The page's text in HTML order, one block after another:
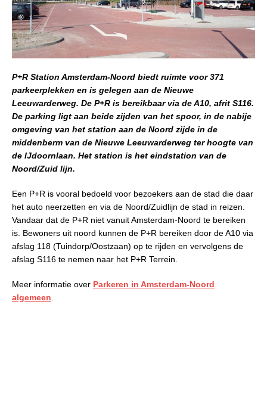
P+R Station Amsterdam-Noord biedt ruimte voor 371
parkeerplekken en is gelegen aan de Nieuwe
Leeuwarderweg. De P+R is bereikbaar via de A10, afrit S116.
De parking ligt aan beide zijden van het spoor, in de nabije
omgeving van het station aan de Noord zijde in de
middenberm van de Nieuwe Leeuwarderweg ter hoogte van
de IJdoornlaan. Het station is het eindstation van de
Noord/Zuid lijn.
Een P+R is vooral bedoeld voor bezoekers aan de stad die daar
het auto neerzetten en via de Noord/Zuidlijn de stad in reizen.
Vandaar dat de P+R niet vanuit Amsterdam-Noord te bereiken
is. Bewoners uit noord kunnen de P+R bereiken door de A10 via
afslag 118 (Tuindorp/Oostzaan) op te rijden en vervolgens de
afslag S116 te nemen naar het P+R Terrein.
Meer informatie over Parkeren in Amsterdam-Noord
algemeen